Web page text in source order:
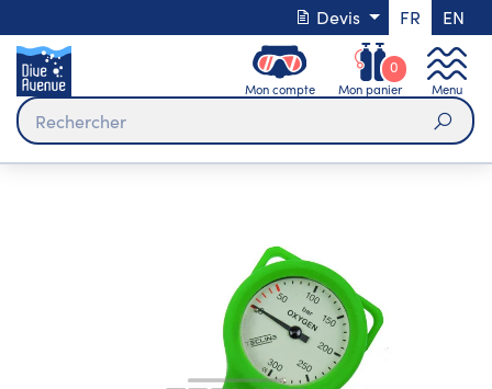
Devis FR EN
Mon compte Mon panier
0
Menu